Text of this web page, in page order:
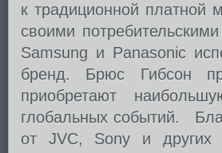
к традиционной платной
своими
Samsung и Panasonic
бренд. Брюс Гибсон
приобретают
глобальных событий.
от JVC, Sony и других